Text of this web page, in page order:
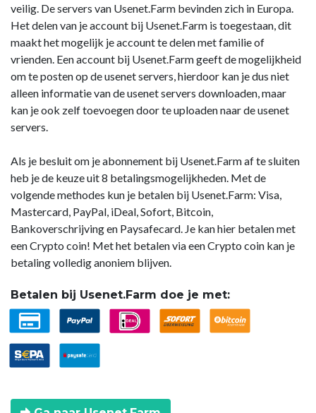
veilig. De servers van Usenet.Farm bevinden zich in Europa.
Het delen van je account bij Usenet.Farm is toegestaan, dit
maakt het mogelijk je account te delen met familie of
vrienden. Een account bij Usenet.Farm geeft de mogelijkheid
om te posten op de usenet servers, hierdoor kan je dus niet
alleen informatie van de usenet servers downloaden, maar
kan je ook zelf toevoegen door te uploaden naar de usenet
servers.
Als je besluit om je abonnement bij Usenet.Farm af te sluiten
heb je de keuze uit 8 betalingsmogelijkheden. Met de
volgende methodes kun je betalen bij Usenet.Farm: Visa,
Mastercard, PayPal, iDeal, Sofort, Bitcoin,
Bankoverschrijving en Paysafecard. Je kan hier betalen met
een Crypto coin! Met het betalen via een Crypto coin kan je
betaling volledig anoniem blijven.
Betalen bij Usenet.Farm doe je met: